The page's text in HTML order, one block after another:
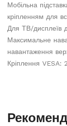
Мобільна
кріпленням для
Для ТВ/дисплеїв
Максимальне
навантаження
Кріплення